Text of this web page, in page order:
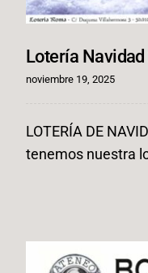
Lotería
noviembre 19, 2025
LOTERÍA DE
tenemos nuestra